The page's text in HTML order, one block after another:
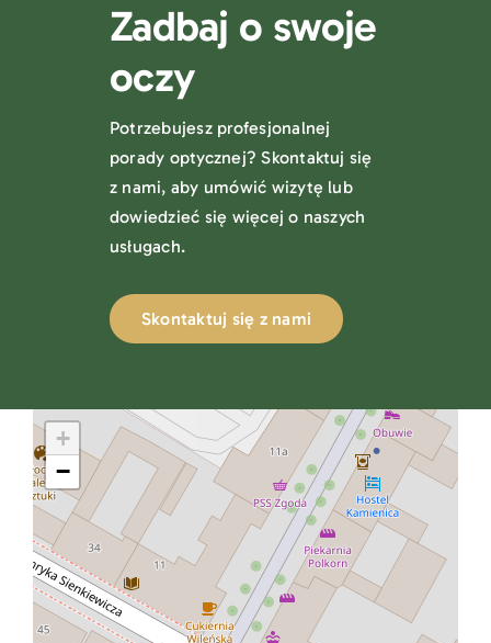
Zadbaj o swoje
oczy
Potrzebujesz profesjonalnej
porady optycznej? Skontaktuj się
z nami, aby umówić wizytę lub
dowiedzieć się więcej o naszych
usługach.
Skontaktuj się z nami
+
−